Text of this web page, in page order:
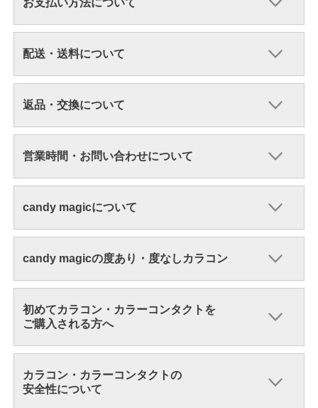
配送・送料について
返品・交換について
営業時間・お問い合わせについて
candy magicについて
candy magicの度あり・度なしカラコン
初めてカラコン・カラーコンタクトを
ご購入される方へ
カラコン・カラーコンタクトの
安全性について